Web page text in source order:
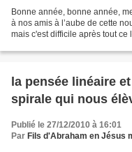
Bonne année, bonne année,
à nos amis à l’aube de cette
mais c'est difficile après tout
la pensée linéaire
spirale qui nous
Publié le 27/12/2010 à 16:01
Par Fils d'Abraham en Jésus